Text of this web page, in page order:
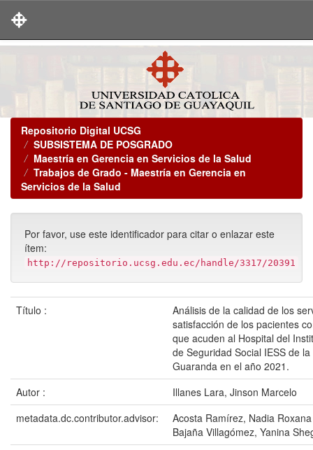
Repositorio Digital UCSG
SUBSISTEMA DE POSGRADO
Maestría en Gerencia en Servicios de la Salud
Trabajos de Grado - Maestría en Gerencia en
Servicios de la Salud
Por favor, use este identificador para citar o enlazar este
ítem:
http://repositorio.ucsg.edu.ec/handle/3317/20391
Título :
Análisis de la calidad de los
satisfacción de los pacientes
que acuden al Hospital del
de Seguridad Social IESS de
Guaranda en el año 2021.
Autor :
Illanes Lara, Jinson Marcelo
metadata.dc.contributor.advisor:
Acosta Ramírez, Nadia Roxana
Bajaña Villagómez, Yanina